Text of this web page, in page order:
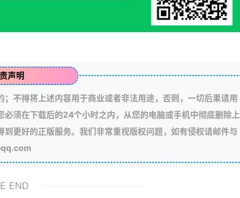
声明
不得将上述内容用于商业或者非法用途，否则，一切后果请用
须在下载后的24个小时之内，从您的电脑或手机中彻底删除上
更好的正版服务。我们非常重视版权问题，如有侵权请邮件与
END